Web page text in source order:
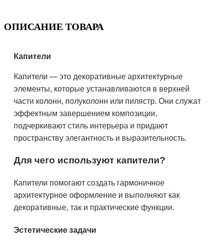
ОПИСАНИЕ ТОВАРА
Капители
Капители — это декоративные архитектурные
элементы, которые устанавливаются в верхней
части колонн, полуколонн или пилястр. Они служат
эффектным завершением композиции,
подчеркивают стиль интерьера и придают
пространству элегантность и выразительность.
Для чего используют капители?
Капители помогают создать гармоничное
архитектурное оформление и выполняют как
декоративные, так и практические функции.
Эстетические задачи